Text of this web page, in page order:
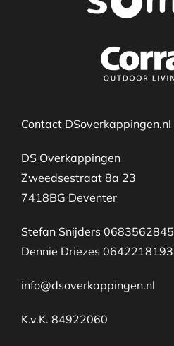
Contact DSoverkappingen.nl
DS Overkappingen
Zweedsestraat 8a 23
7418BG Deventer
Stefan Snijders 0683562845
Dennie Driezes 0642218193
info@dsoverkappingen.nl
K.v.K. 84922060